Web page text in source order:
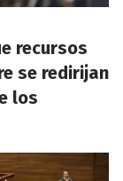
recursos
se redirijan
los